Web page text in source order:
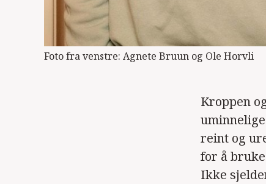
Foto fra venstre: Agnete Bruun og Ole Horvli
Kroppen
reint og
for å
Ikke